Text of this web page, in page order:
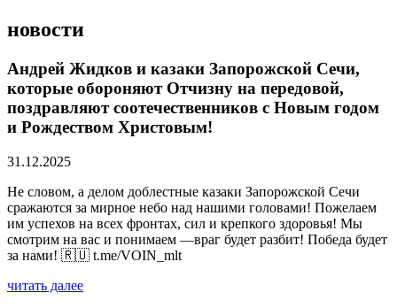
новости
Андрей Жидков и казаки Запорожской Сечи,
которые обороняют Отчизну на передовой,
поздравляют соотечественников с Новым годом
и Рождеством Христовым!
31.12.2025
Не словом, а делом доблестные казаки Запорожской Сечи
сражаются за мирное небо над нашими головами! Пожелаем
им успехов на всех фронтах, сил и крепкого здоровья! Мы
смотрим на вас и понимаем —враг будет разбит! Победа будет
за нами! 🇷🇺 t.me/VOIN_mlt
читать далее